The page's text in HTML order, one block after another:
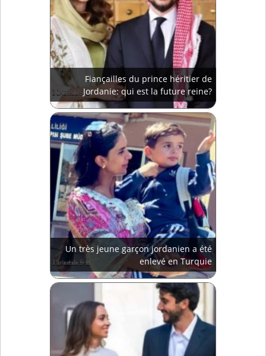
Fiançailles du prince héritier de
Jordanie: qui est la future reine?
Un très jeune garçon jordanien a été
enlevé en Turquie